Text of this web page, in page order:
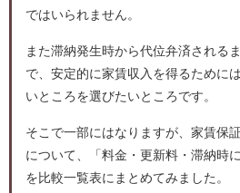
ではいられません。
また滞納発生時から代位弁済される
で、安定的に家賃収入を得るために
いところを選びたいところです。
そこで一部にはなりますが、家賃保
について、「料金・更新料・滞納時
を比較一覧表にまとめてみました。